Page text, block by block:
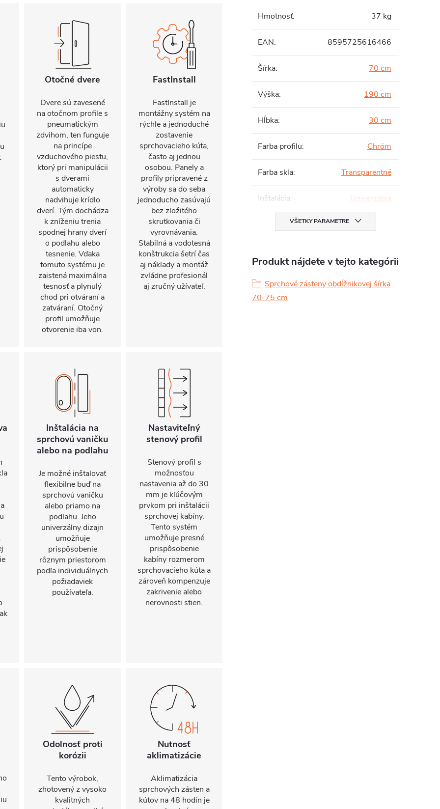
Otočné dvere
Dvere sú zavesené
na otočnom profile s
pneumatickým
zdvihom, ten funguje
na princípe
vzduchového piestu,
ktorý pri manipulácii
s dverami
automaticky
nadvihuje krídlo
dverí. Tým dochádza
k zníženiu trenia
spodnej hrany dverí
o podlahu alebo
tesnenie. Vďaka
tomuto systému je
zaistená maximálna
tesnosť a plynulý
chod pri otváraní a
zatváraní. Otočný
profil umožňuje
otvorenie iba von.
FastInstall
FastInstall je
montážny systém na
rýchle a jednoduché
zostavenie
sprchovacieho kúta,
často aj jednou
osobou. Panely a
profily pripravené z
výroby sa do seba
jednoducho zasúvajú
bez zložitého
skrutkovania či
vyrovnávania.
Stabilná a vodotesná
konštrukcia šetrí čas
aj náklady a montáž
zvládne profesionál
aj zručný užívateľ.
Inštalácia na
sprchovú vaničku
alebo na podlahu
Je možné inštalovať
flexibilne buď na
sprchovú vaničku
alebo priamo na
podlahu. Jeho
univerzálny dizajn
umožňuje
prispôsobenie
rôznym priestorom
podľa individuálnych
požiadaviek
používateľa.
Nastaviteľný
stenový profil
Stenový profil s
možnosťou
nastavenia až do 30
mm je kľúčovým
prvkom pri inštalácii
sprchovej kabíny.
Tento systém
umožňuje presné
prispôsobenie
kabíny rozmerom
sprchovacieho kúta a
zároveň kompenzuje
zakrivenie alebo
nerovnosti stien.
Odolnosť proti
korózii
Tento výrobok,
zhotovený z vysoko
kvalitných
Nutnosť
aklimatizácie
Aklimatizácia
sprchových zásten a
kútov na 48 hodín je
Hmotnosť: 37 kg
EAN: 8595725616466
Šírka: 70 cm
Výška: 190 cm
Hĺbka: 30 cm
Farba profilu: Chróm
Farba skla: Transparentné
Inštalácia: Univerzálna
VŠETKY PARAMETRE
Produkt nájdete v tejto kategórii
Sprchové zásteny obdĺžnikovej šírka
70-75 cm